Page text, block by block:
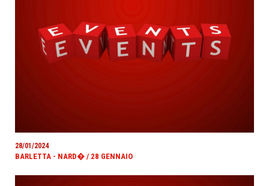
28/01/2024
BARLETTA - NARD� / 28 GENNAIO